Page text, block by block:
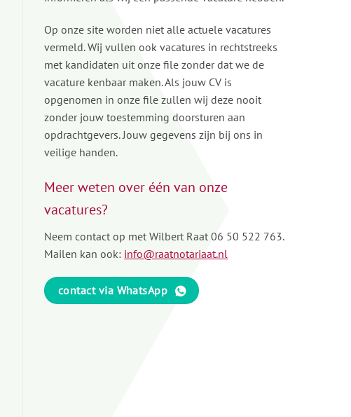
Op onze site worden niet alle actuele vacatures
vermeld. Wij vullen ook vacatures in rechtstreeks
met kandidaten uit onze file zonder dat we de
vacature kenbaar maken. Als jouw CV is
opgenomen in onze file zullen wij deze nooit
zonder jouw toestemming doorsturen aan
opdrachtgevers. Jouw gegevens zijn bij ons in
veilige handen.
Meer weten over één van onze
vacatures?
Neem contact op met Wilbert Raat06 50 522 763.
Mailen kan ook: info@raatnotariaat.nl
contact via WhatsApp